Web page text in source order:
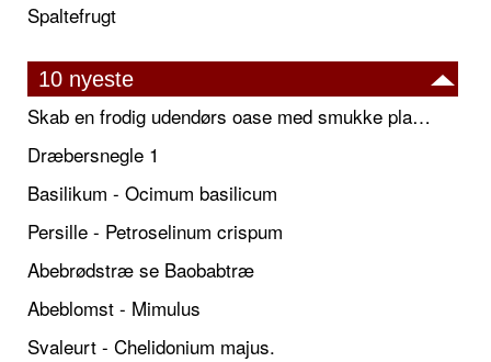
Spaltefrugt
10 nyeste
Skab en frodig udendørs oase med smukke plantekrukker og elegante espalier
Dræbersnegle 1
Basilikum - Ocimum basilicum
Persille - Petroselinum crispum
Abebrødstræ se Baobabtræ
Abeblomst - Mimulus
Svaleurt - Chelidonium majus.